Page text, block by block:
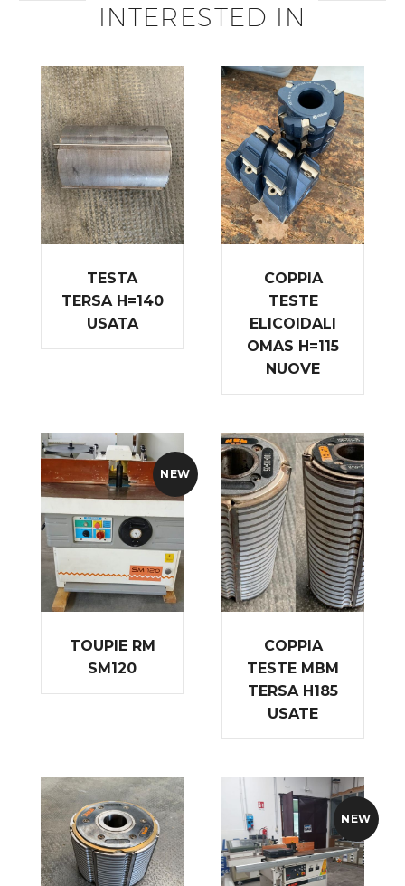
INTERESTED IN
TESTA
TERSA H=140
USATA
COPPIA
TESTE
ELICOIDALI
OMAS H=115
NUOVE
NEW
TOUPIE RM
SM120
COPPIA
TESTE MBM
TERSA H185
USATE
NEW